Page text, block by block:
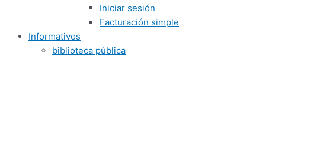
Iniciar sesión
Facturación simple
Informativos
biblioteca pública